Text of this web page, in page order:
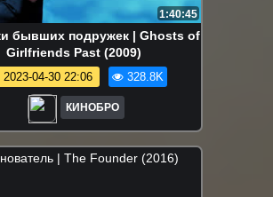
1:40:45
бывших подружек | Ghosts of
Girlfriends Past (2009)
2023-04-30 22:06 328.8K
КИНОБРО